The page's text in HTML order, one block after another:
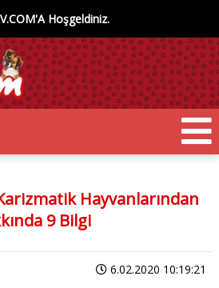
Hoşgeldiniz.
Hayvanlarından
9 Bilgi
6.02.2020 10:19:21